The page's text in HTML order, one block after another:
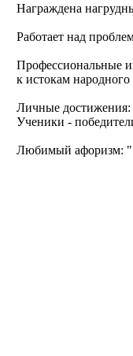
Награждена
Работает над
Профессиональные
к истокам народного
Личные достижения:
Ученики -
Любимый афоризм: